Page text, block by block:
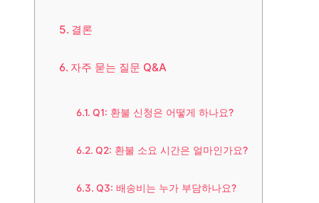
결론
자주 묻는 질문 Q&A
Q1: 환불 신청은 어떻게 하나요?
Q2: 환불 소요 시간은 얼마인가요?
Q3: 배송비는 누가 부담하나요?